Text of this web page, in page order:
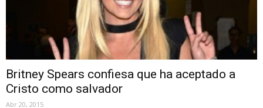
Britney Spears confiesa que ha aceptado a
Cristo como salvador
Abr 20, 2015